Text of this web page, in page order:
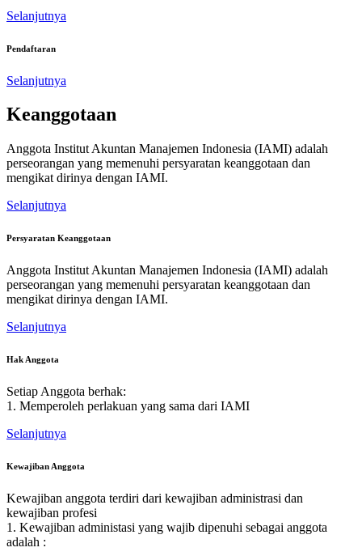
Selanjutnya
Pendaftaran
Selanjutnya
Keanggotaan
Anggota Institut Akuntan Manajemen Indonesia (IAMI) adalah
perseorangan yang memenuhi persyaratan keanggotaan dan
mengikat dirinya dengan IAMI.
Selanjutnya
Persyaratan Keanggotaan
Anggota Institut Akuntan Manajemen Indonesia (IAMI) adalah
perseorangan yang memenuhi persyaratan keanggotaan dan
mengikat dirinya dengan IAMI.
Selanjutnya
Hak Anggota
Setiap Anggota berhak:
1. Memperoleh perlakuan yang sama dari IAMI
Selanjutnya
Kewajiban Anggota
Kewajiban anggota terdiri dari kewajiban administrasi dan
kewajiban profesi
1. Kewajiban administasi yang wajib dipenuhi sebagai anggota
adalah :